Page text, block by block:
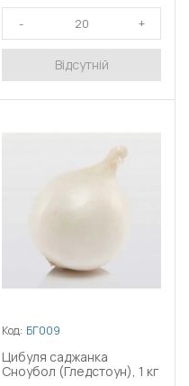
Відсутній
Код: БГ009
Цибуля саджанка
Сноубол (Гледстоун), 1 кг